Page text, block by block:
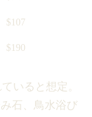
$107
$190
いると想定。
石、鳥水浴び